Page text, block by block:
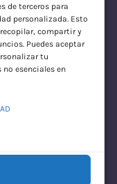
de terceros para
personalizada. Esto
compartir y
Puedes aceptar
tu
esenciales en
con Envío